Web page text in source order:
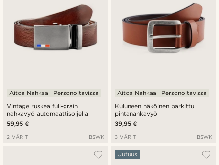
Vintage ruskea full-grain
nahkavyö automaattisoljella
Aitoa Nahkaa Personoitavissa
59,95 €
2 VÄRIT BSWK
Kuluneen näköinen parkittu
pintanahkavyö
Aitoa Nahkaa Personoitavissa
39,95 €
3 VÄRIT BSWK
Uutuus